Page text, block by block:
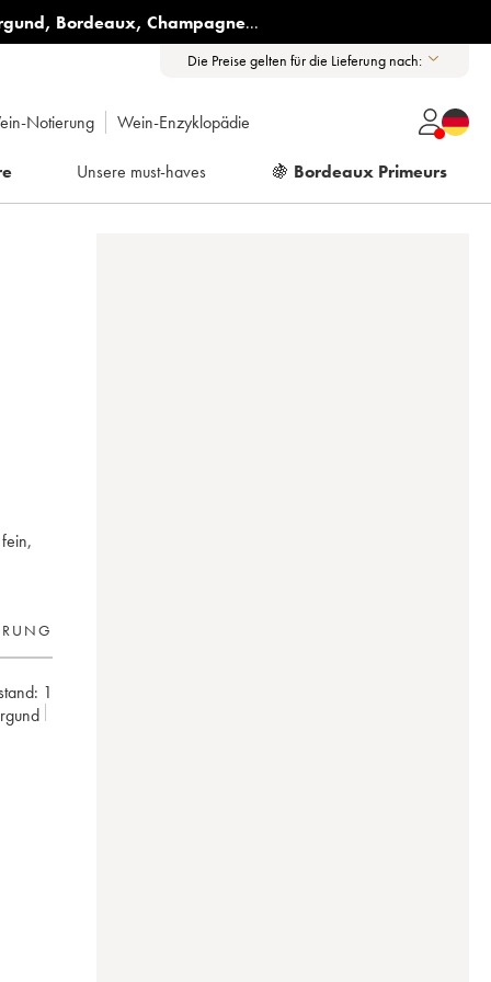
, Bordeaux, Champagne...
Die Preise gelten für die Lieferung nach:
Notierung Wein-Enzyklopädie
Unsere must-haves 🍇 Bordeaux Primeurs
1